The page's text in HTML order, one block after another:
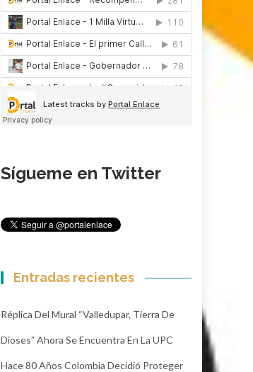
Sígueme en Twitter
Entradas recientes
Réplica Del Mural “Valledupar, Tierra De
Dioses” Ahora Se Encuentra En La UPC
Hace 80 Años Colombia Decidió Proteger